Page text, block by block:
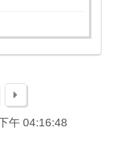
下一頁
午 04:16:48